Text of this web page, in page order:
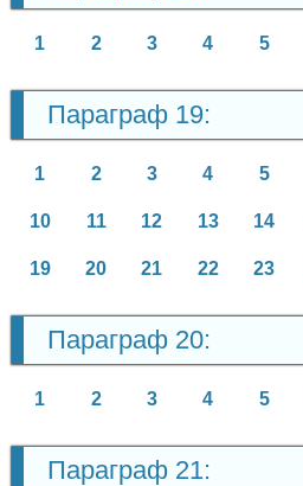
1 2 3 4 5
Параграф 19:
1 2 3 4 5
10 11 12 13 14
19 20 21 22 23
Параграф 20:
1 2 3 4 5
Параграф 21: